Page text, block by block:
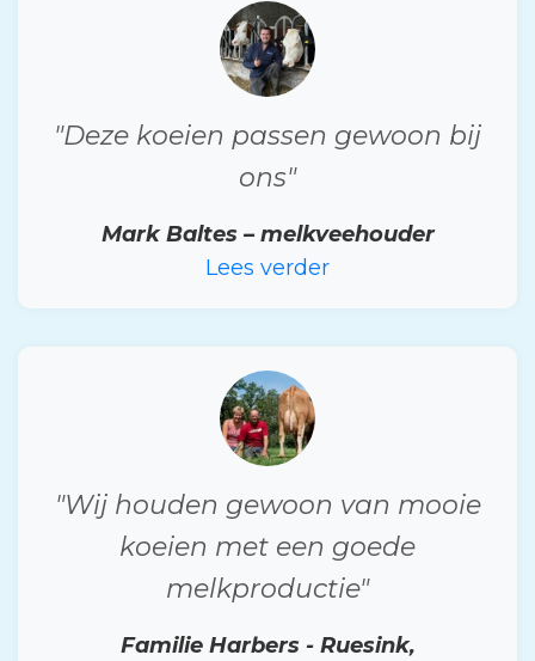
"Deze koeien passen gewoon bij
ons"
Mark Baltes – melkveehouder
Lees verder
"Wij houden gewoon van mooie
koeien met een goede
melkproductie"
Familie Harbers - Ruesink,